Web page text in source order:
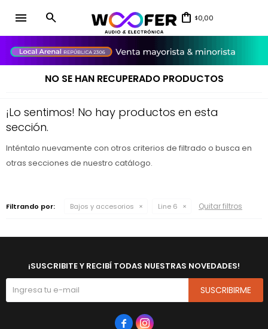
menu $0,00
NO SE HAN RECUPERADO PRODUCTOS
¡Lo sentimos! No hay productos en esta
sección.
Inténtalo nuevamente con otros criterios de filtrado o busca en
otras secciones de nuestro catálogo.
Filtrando por: Bajos y accesorios Line 6 Quitar filtros
¡SUSCRIBITE Y RECIBÍ TODAS NUESTRAS NOVEDADES!
SUSCRIBIRME
 
close